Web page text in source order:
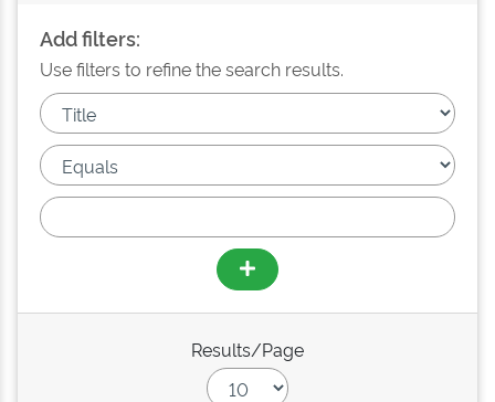
Add filters:
Use filters to refine the search results.
Results/Page